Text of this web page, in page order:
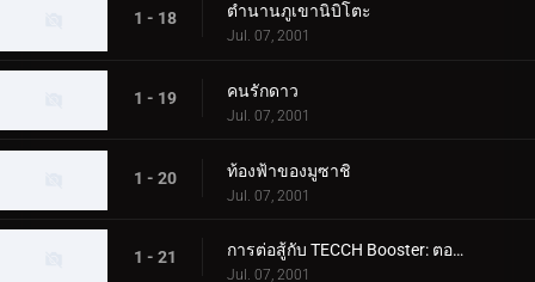
1 - 18 ตำนานภูเขานิบิโตะ
Jul. 07, 2001
1 - 19 คนรักดาว
Jul. 07, 2001
1 - 20 ท้องฟ้าของมูซาชิ
Jul. 07, 2001
1 - 21 การต่อสู้กับ TECCH Booster: ตอนที่ 1
Jul. 07, 2001